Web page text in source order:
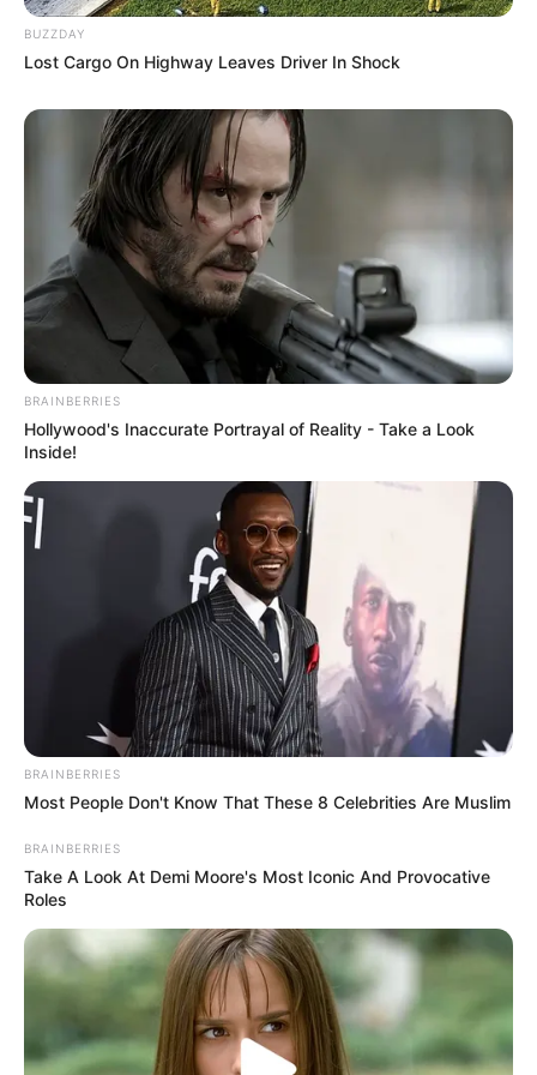
Les partants en lice pour la victoire au
Tiercé Quinté du jour
1 GARTH VADER
2 GENERAL MITCHELL
5 FLAMENCO
6 IES WE KAN
7 INTOUCHABLE
8 HASUR DAIRPET
9 HERALDIQUE
10 HIGH PROPULSION
11 HOLLYWOOD DU BOIS
13 HAMONET DE CHOISEL
14 FURIOSO FLIGNY
Arrivée PMU du QUINTÉ PRIX XAVIER
HUNAULT
12 – 7 – 14 – 1 – 9
BUZZDAY
Lost Cargo On Highway Leaves Driver In Shock
BRAINBERRIES
Hollywood's Inaccurate Portrayal of Reality - Take a Look
Inside!
BRAINBERRIES
Most People Don't Know That These 8 Celebrities Are Muslim
BRAINBERRIES
Take A Look At Demi Moore's Most Iconic And Provocative
Roles